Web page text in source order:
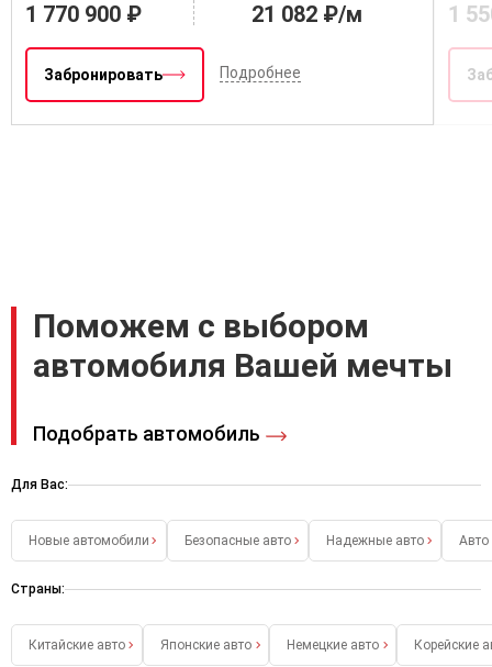
1 770 900 ₽ 21 082 ₽/м
Забронировать Подробнее
1
Поможем с выбором
автомобиля Вашей мечты
Подобрать автомобиль
Для Вас:
Новые автомобили Безопасные авто Надежные авто
Страны:
Китайские авто Японские авто Немецкие авто Корейские